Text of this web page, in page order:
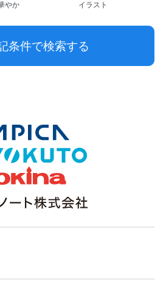
やか
イラスト
記条件で検索する